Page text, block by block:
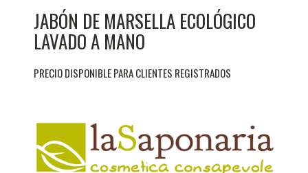
JABÓN DE MARSELLA ECOLÓGICO
LAVADO A MANO
PRECIO DISPONIBLE PARA CLIENTES REGISTRADOS